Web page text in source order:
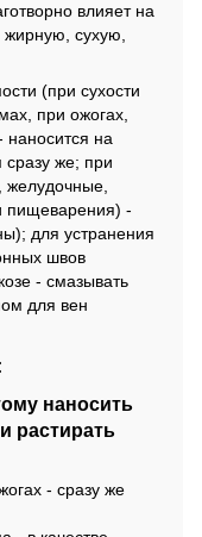
влияет на
сухую,
(при сухости
при ожогах,
на
же; при
пищеварения) -
для устранения
швов
- смазывать
для вен
наносить
растирать
- сразу же